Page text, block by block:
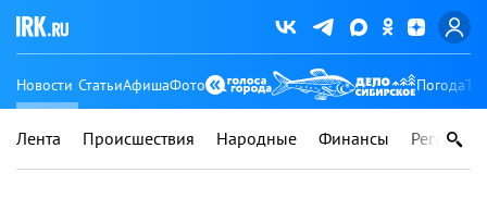
Новости СтатьиАфишаФото Погода
Лента Происшествия Народные Финансы Регионы